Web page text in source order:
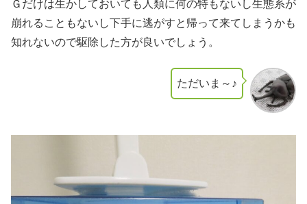
Ｇだけは生かしておいても人類に何の特もないし生態系が
崩れることもないし下手に逃がすと帰って来てしまうかも
知れないので駆除した方が良いでしょう。
ただいま～♪